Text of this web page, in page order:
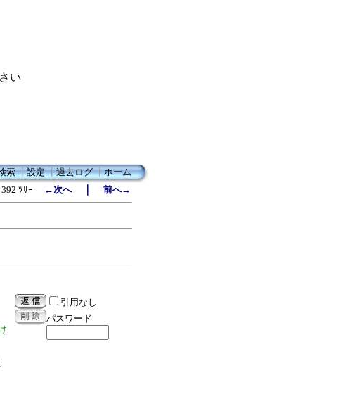
い
索┃設定┃過去ログ┃ホーム
ﾂﾘｰ
←次へ｜ 前へ→
引用なし
パスワード